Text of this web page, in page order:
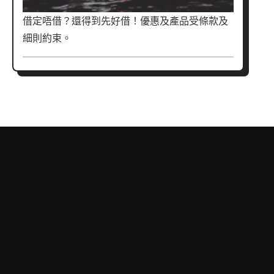
借定唔借？還得到先好借！優惠及產品受條款及
細則約束。